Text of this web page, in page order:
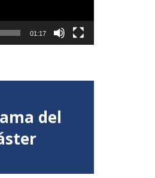
01:17
del